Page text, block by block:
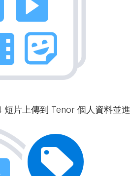
短片上傳到 Tenor 個人資料並